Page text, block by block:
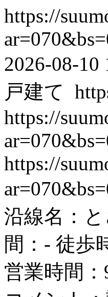
https://
2026-08-10
戸建て
https://
https://
沿線名：
間：- 徒歩
営業時間